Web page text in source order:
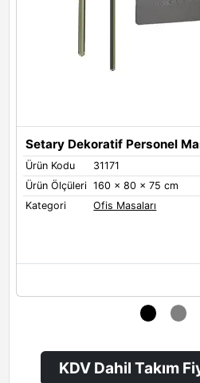
Setary Dekoratif Personel
Ürün Kodu
31171
Ürün Ölçüleri 160 x 80 x 75 cm
Kategori
Ofis Masaları
KDV Dahil Takım